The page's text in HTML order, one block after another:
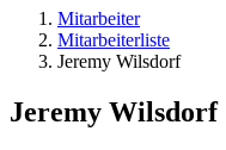
Mitarbeiter
Mitarbeiterliste
Jeremy Wilsdorf
Jeremy Wilsdorf